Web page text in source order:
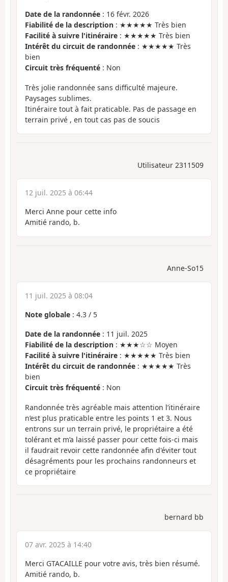
Date de la randonnée : 16 févr. 2026
Fiabilité de la description : ★★★★★ Très bien
Facilité à suivre l'itinéraire : ★★★★★ Très bien
Intérêt du circuit de randonnée : ★★★★★ Très
bien
Circuit très fréquenté : Non
Très jolie randonnée sans difficulté majeure.
Paysages sublimes.
Itinéraire tout à fait praticable. Pas de passage en
terrain privé , en tout cas pas de soucis
Utilisateur 2311509
12 juil. 2025 à 06:44
Merci Anne pour cette info
Amitié rando, b.
Anne-So15
11 juil. 2025 à 08:04
Note globale : 4.3 / 5
Date de la randonnée : 11 juil. 2025
Fiabilité de la description : ★★★☆☆ Moyen
Facilité à suivre l'itinéraire : ★★★★★ Très bien
Intérêt du circuit de randonnée : ★★★★★ Très
bien
Circuit très fréquenté : Non
Randonnée très agréable mais attention l’itinéraire
n’est plus praticable entre les points 1 et 3. Nous
entrons sur un terrain privé, le propriétaire a été
tolérant et m’a laissé passer pour cette fois-ci mais
il faudrait revoir cette randonnée afin d'éviter tout
désagréments pour les prochains randonneurs et
ce propriétaire
bernard bb
07 avr. 2025 à 14:40
Merci GTACAILLE pour votre avis, très bien résumé.
Amitié rando, b.